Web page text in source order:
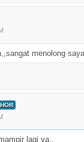
menolong saya
lagi ya..